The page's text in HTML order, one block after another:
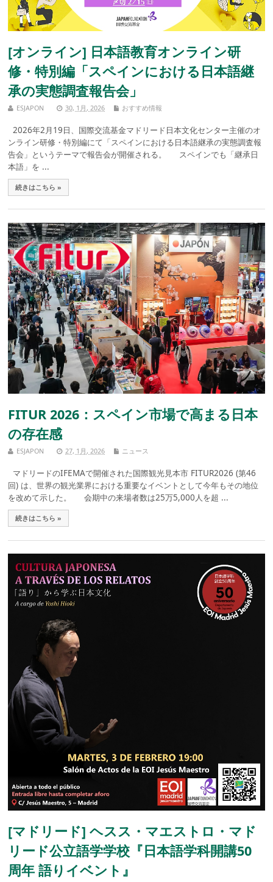
[オンライン] 日本語教育オンライン研
修・特別編「スペインにおける日本語継
承の実態調査報告会」
ESJAPON 30, 1月, 2026 おすすめ情報
2026年2月19日、国際交流基金マドリード日本文化センター主催のオ
ンライン研修・特別編にて「スペインにおける日本語継承の実態調査報
告会」というテーマで報告会が開催される。 スペインでも「継承日
本語」を ...
続きはこちら »
FITUR 2026：スペイン市場で高まる日本
の存在感
ESJAPON 27, 1月, 2026 ニュース
マドリードのIFEMAで開催された国際観光見本市 FITUR2026 (第46
回) は、世界の観光業界における重要なイベントとして今年もその地位
を改めて示した。 会期中の来場者数は25万5,000人を超 ...
続きはこちら »
[マドリード] ヘスス・マエストロ・マド
リード公立語学学校『日本語学科開講50
周年 語りイベント』